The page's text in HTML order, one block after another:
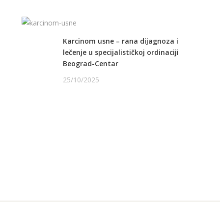
Karcinom usne – rana dijagnoza i
lečenje u specijalističkoj ordinaciji
Beograd-Centar
25/10/2025